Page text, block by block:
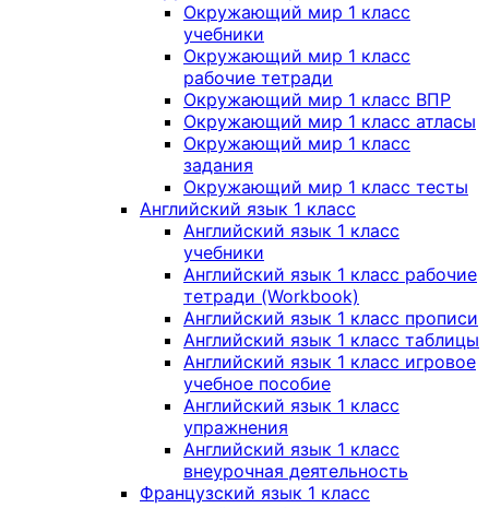
Окружающий мир 1 класс
учебники
Окружающий мир 1 класс
рабочие тетради
Окружающий мир 1 класс ВПР
Окружающий мир 1 класс атласы
Окружающий мир 1 класс
задания
Окружающий мир 1 класс тесты
Английский язык 1 класс
Английский язык 1 класс
учебники
Английский язык 1 класс рабочие
тетради (Workbook)
Английский язык 1 класс прописи
Английский язык 1 класс таблицы
Английский язык 1 класс игровое
учебное пособие
Английский язык 1 класс
упражнения
Английский язык 1 класс
внеурочная деятельность
Французский язык 1 класс